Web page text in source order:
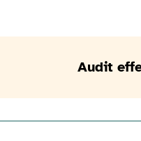
Audit